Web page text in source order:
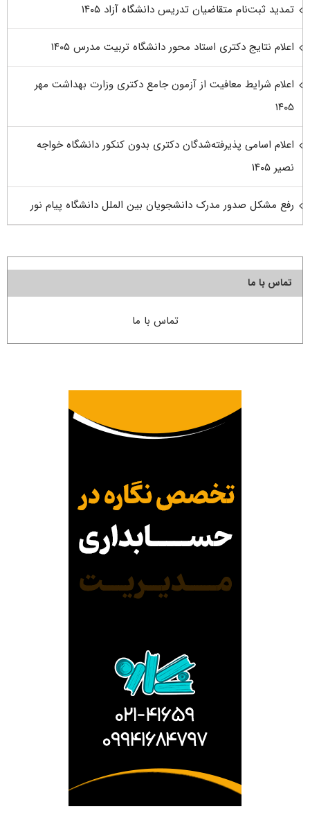
تمدید ثبت‌نام متقاضیان تدریس دانشگاه آزاد ۱۴۰۵
اعلام نتایج دکتری استاد محور دانشگاه تربیت مدرس ۱۴۰۵
اعلام شرایط معافیت از آزمون جامع دکتری وزارت بهداشت مهر
۱۴۰۵
اعلام اسامی پذیرفته‌شدگان دکتری بدون کنکور دانشگاه خواجه
نصیر ۱۴۰۵
رفع مشکل صدور مدرک دانشجویان بین الملل دانشگاه پیام نور
تماس با ما
تماس با ما